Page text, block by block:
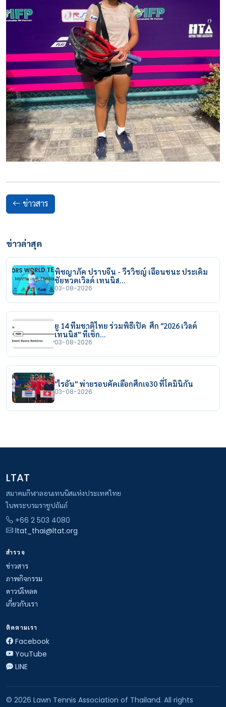
ข่าวสาร
ข่าวล่าสุด
พิชญาภัค ปราบจีน - วีรวิชญ์ เฉือนชนะ ประเดิม
ชัยหวดเวิลด์ เทนนิส…
03-08-2026
ยู 14 ทีมชาติไทย ร่วมพิธีเปิด ศึก "2026 เวิลด์
เทนนิส" ที่เช็ก…
03-08-2026
"ไรอัน" พ่ายรอบคัดเลือกศึกเจ30 ที่โดมินิกัน
03-08-2026
LTAT
สมาคมกีฬาลอนเทนนิสแห่งประเทศไทย
ในพระบรมราชูปถัมภ์
+66 2 503 4080
ltat_thai@ltat.org
สำรวจ
ข่าวสาร
ภาพกิจกรรม
ดาวน์โหลด
เกี่ยวกับเรา
ติดตามเรา
Facebook
YouTube
LINE
© 2026 Lawn Tennis Association of Thailand. All rights